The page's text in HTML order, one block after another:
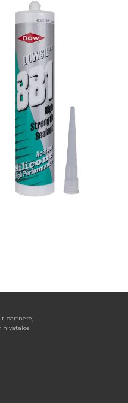
partnere,
hivatalos